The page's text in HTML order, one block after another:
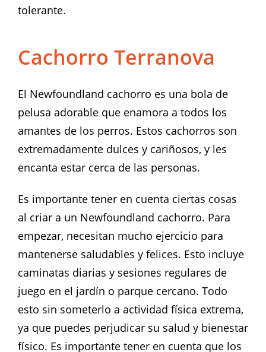
tolerante.
Cachorro Terranova
El Newfoundland cachorro es una bola de
pelusa adorable que enamora a todos los
amantes de los perros. Estos cachorros son
extremadamente dulces y cariñosos, y les
encanta estar cerca de las personas.
Es importante tener en cuenta ciertas cosas
al criar a un Newfoundland cachorro. Para
empezar, necesitan mucho ejercicio para
mantenerse saludables y felices. Esto incluye
caminatas diarias y sesiones regulares de
juego en el jardín o parque cercano. Todo
esto sin someterlo a actividad física extrema,
ya que puedes perjudicar su salud y bienestar
físico. Es importante tener en cuenta que los